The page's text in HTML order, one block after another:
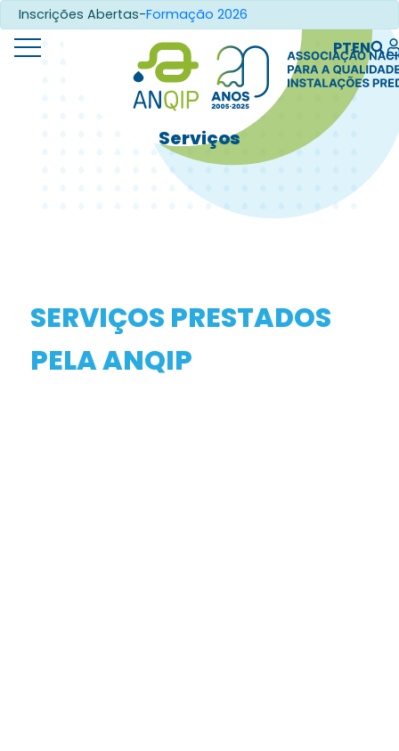
Inscrições Abertas-Formação 2026
Serviços
PTEN
SERVIÇOS PRESTADOS
PELA ANQIP